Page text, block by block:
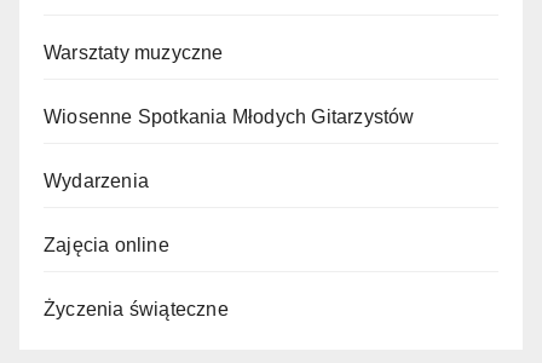
Warsztaty muzyczne
Wiosenne Spotkania Młodych Gitarzystów
Wydarzenia
Zajęcia online
Życzenia świąteczne